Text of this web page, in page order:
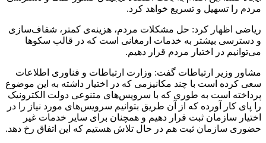
مردم را تسهیل و تسریع خواهد کرد.
ریاضی اظهار کرد: حل مشکلات مردم، هزینه‌ی کمتر، شفاف‌سازی
و دسترسی بیشتر به خدمات ارمغانی است که در قالب سکوها
می‌توانیم در اختیار مردم قرار دهیم.
مشاور وزیر ارتباطات گفت: وزارت ارتباطات و فناوری اطلاعات
سعی کرده است با چند مکانیزمی که در اختیار داشته به این موضوع
پرداخته است به طوری که با سرویس‌های متنوعی دولت الکترونیک
را پای کار آورده که از آن طریق بتوانیم سرویس‌های مورد نیاز را در
اختیار سازمان ثبت قرار دهیم و همچنان برای سایر خدمات غیر
حضوری سازمان ثبت هم در حال تلاش هستیم که این اتفاق رخ دهد.